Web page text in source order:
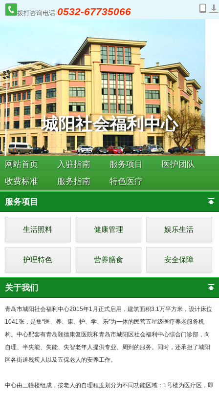
拨打咨询电话:0532-67735066
城阳社会福利中心
网站首页 入驻指南 服务项目
医护团队
收费标准
服务指南 特色医疗
服务项目
生活照料 健康管理 娱乐生活
护理特色 营养膳食 安全保障
关于我们
青岛市城阳社会福利中心2015年1月正式启用，建筑面积3.1万平方米，设计床位
1041张，是集“医、养、康、护、学、乐”为一体的民营五星级医疗养老服务机
构。中心配套有青岛颐德康复医院和青岛市城阳区社会福利中心综合门诊部，向
自理、半失能、失能、失智老年人提供专业、周到的服务。同时，还承担了城阳
区各街道残疾人以及五保老人的安养工作。
中心由三幢楼组成，按老人的自理程度划分为不同功能区域：1号楼为医疗区，即